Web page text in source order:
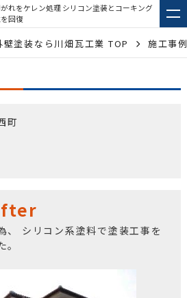
れをケレン処理 シリコン塗装とコーキング
回復
塗装なら川畑瓦工業 TOP 施工事
町
、 シリコン系塗料で塗装工事を